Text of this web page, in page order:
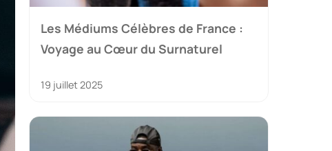
Les Médiums Célèbres de France :
Voyage au Cœur du Surnaturel
19 juillet 2025